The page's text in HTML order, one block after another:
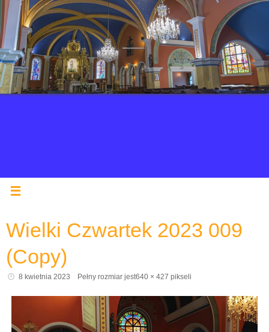
Wielki Czwartek 2023 009
(Copy)
8 kwietnia 2023 Pełny rozmiar jest640 × 427 pikseli